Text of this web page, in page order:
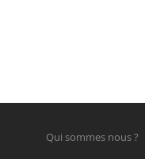
Qui sommes nous ?